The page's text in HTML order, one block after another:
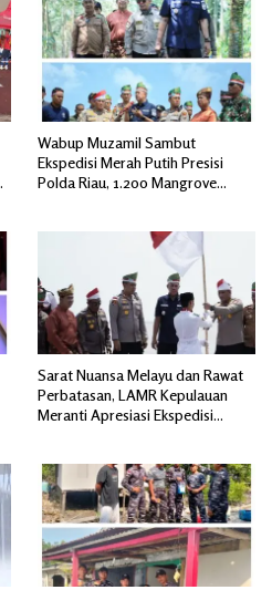
Wabup Muzamil Sambut
Ekspedisi Merah Putih Presisi
Polda Riau, 1.200 Mangrove
Sarat Nuansa Melayu dan Rawat
Perbatasan, LAMR Kepulauan
Meranti Apresiasi Ekspedisi